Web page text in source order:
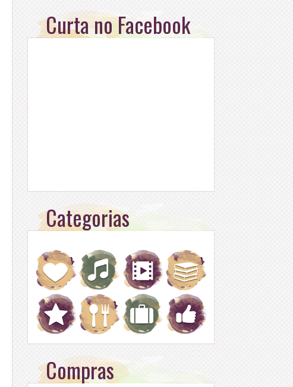
Curta no Facebook
Categorias
Compras